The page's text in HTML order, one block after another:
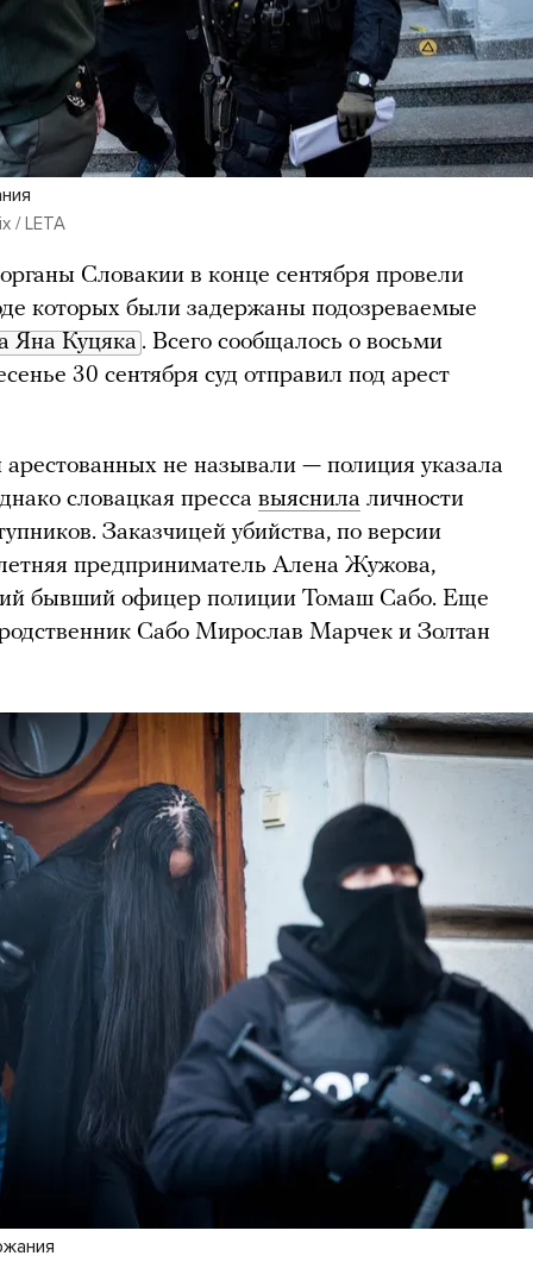
/ LETA
Словакии в конце сентября провели
которых были задержаны подозреваемые
Яна Куцяка . Всего сообщалось о восьми
30 сентября суд отправил под арест
не называли — полиция указала
словацкая пресса выяснила личности
Заказчицей убийства, по версии
предприниматель Алена Жужова,
бывший офицер полиции Томаш Сабо. Еще
Сабо Мирослав Марчек и Золтан